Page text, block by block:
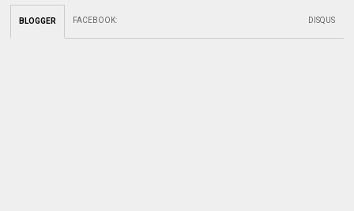
BLOGGER FACEBOOK: DISQUS